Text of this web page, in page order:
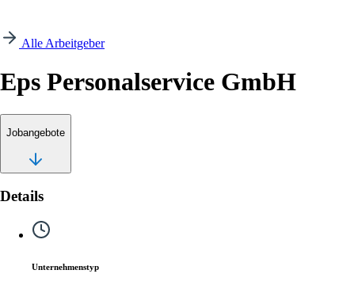
Alle Arbeitgeber
Eps Personalservice GmbH
Jobangebote
Details
Unternehmenstyp